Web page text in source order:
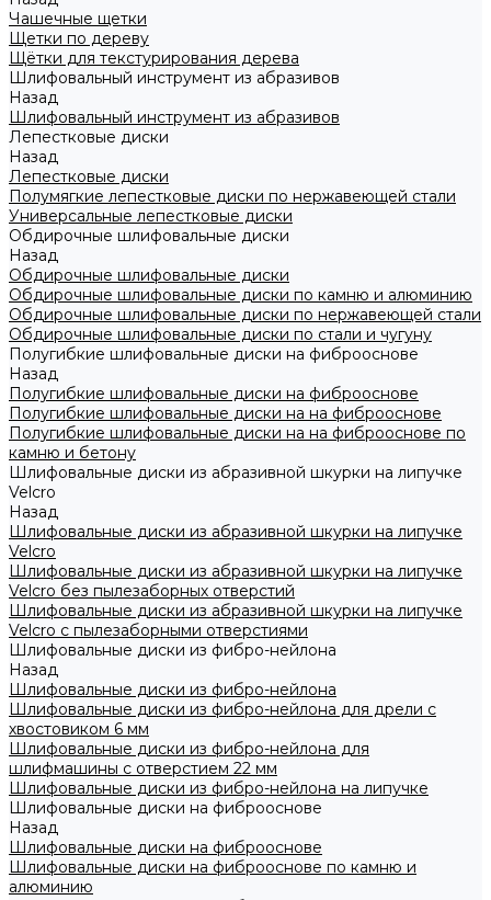
Чашечные щетки
Щетки по дереву
Щётки для текстурирования дерева
Шлифовальный инструмент из абразивов
Назад
Шлифовальный инструмент из абразивов
Лепестковые диски
Назад
Лепестковые диски
Полумягкие лепестковые диски по нержавеющей стали
Универсальные лепестковые диски
Обдирочные шлифовальные диски
Назад
Обдирочные шлифовальные диски
Обдирочные шлифовальные диски по камню и алюминию
Обдирочные шлифовальные диски по нержавеющей стали
Обдирочные шлифовальные диски по стали и чугуну
Полугибкие шлифовальные диски на фиброоснове
Назад
Полугибкие шлифовальные диски на фиброоснове
Полугибкие шлифовальные диски на на фиброоснове
Полугибкие шлифовальные диски на на фиброоснове по
камню и бетону
Шлифовальные диски из абразивной шкурки на липучке
Velcro
Назад
Шлифовальные диски из абразивной шкурки на липучке
Velcro
Шлифовальные диски из абразивной шкурки на липучке
Velcro без пылезаборных отверстий
Шлифовальные диски из абразивной шкурки на липучке
Velcro с пылезаборными отверстиями
Шлифовальные диски из фибро-нейлона
Назад
Шлифовальные диски из фибро-нейлона
Шлифовальные диски из фибро-нейлона для дрели с
хвостовиком 6 мм
Шлифовальные диски из фибро-нейлона для
шлифмашины с отверстием 22 мм
Шлифовальные диски из фибро-нейлона на липучке
Шлифовальные диски на фиброоснове
Назад
Шлифовальные диски на фиброоснове
Шлифовальные диски на фиброоснове по камню и
алюминию